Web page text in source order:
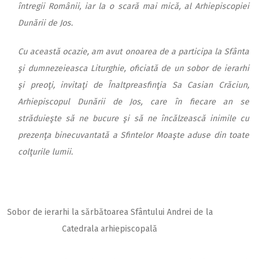
întregii Românii, iar la o scară mai mică, al Arhiepiscopiei
Dunării de Jos.
Cu această ocazie, am avut onoarea de a participa la Sfânta
şi dumnezeieasca Liturghie, oficiată de un sobor de ierarhi
şi preoţi, invitaţi de Înaltpreasfinţia Sa Casian Crăciun,
Arhiepiscopul Dunării de Jos, care în fiecare an se
străduieşte să ne bucure şi să ne încălzească inimile cu
prezenţa binecuvantată a Sfintelor Moaşte aduse din toate
colţurile lumii.
Sobor de ierarhi la sărbătoarea Sfântului Andrei de la
Catedrala arhiepiscopală